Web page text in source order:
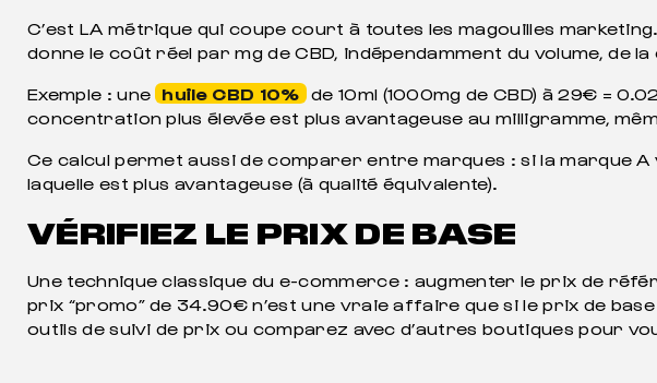
C’est LA métrique qui coupe court à toutes les magouilles
donne le coût réel par mg de CBD, indépendamment du volume, de
Exemple : une huile CBD 10% de 10ml (1000mg de CBD) à 29€ =
concentration plus élevée est plus avantageuse au milligramme,
Ce calcul permet aussi de comparer entre marques : si la marque
laquelle est plus avantageuse (à qualité équivalente).
VÉRIFIEZ LE PRIX DE BASE
Une technique classique du e-commerce : augmenter le prix de
prix “promo” de 34.90€ n’est une vraie affaire que si le prix de
outils de suivi de prix ou comparez avec d’autres boutiques pour